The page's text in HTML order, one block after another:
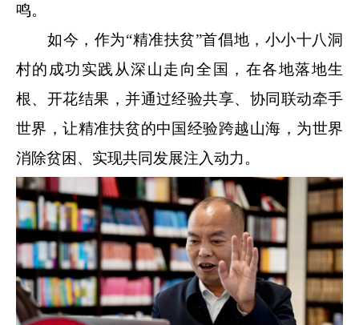
鸣。
如今，作为“精准扶贫”首倡地，小小十八洞
村的成功实践从深山走向全国，在各地落地生
根、开花结果，并通过经验共享、协同联动牵手
世界，让精准扶贫的中国经验跨越山海，为世界
消除贫困、实现共同发展注入动力。